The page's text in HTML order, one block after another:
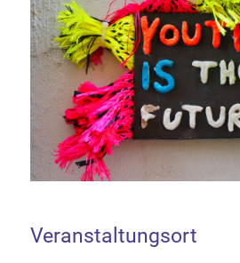
Veranstaltungsort